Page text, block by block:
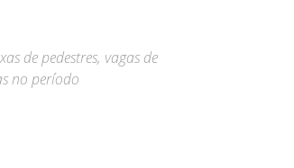
de pedestres, vagas de
no período